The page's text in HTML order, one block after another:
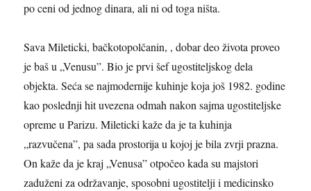
po ceni od jednog dinara, ali ni od toga ništa.
Sava Mileticki, bačkotopolčanin, , dobar deo života proveo
je baš u „Venusu”. Bio je prvi šef ugostiteljskog dela
objekta. Seća se najmodernije kuhinje koja još 1982. godine
kao poslednji hit uvezena odmah nakon sajma ugostiteljske
opreme u Parizu. Mileticki kaže da je ta kuhinja
„razvučena”, pa sada prostorija u kojoj je bila zvrji prazna.
On kaže da je kraj „Venusa” otpočeo kada su majstori
zaduženi za održavanje, sposobni ugostitelji i medicinsko